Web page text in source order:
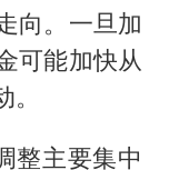
向。一旦加
可能加快从
整主要集中